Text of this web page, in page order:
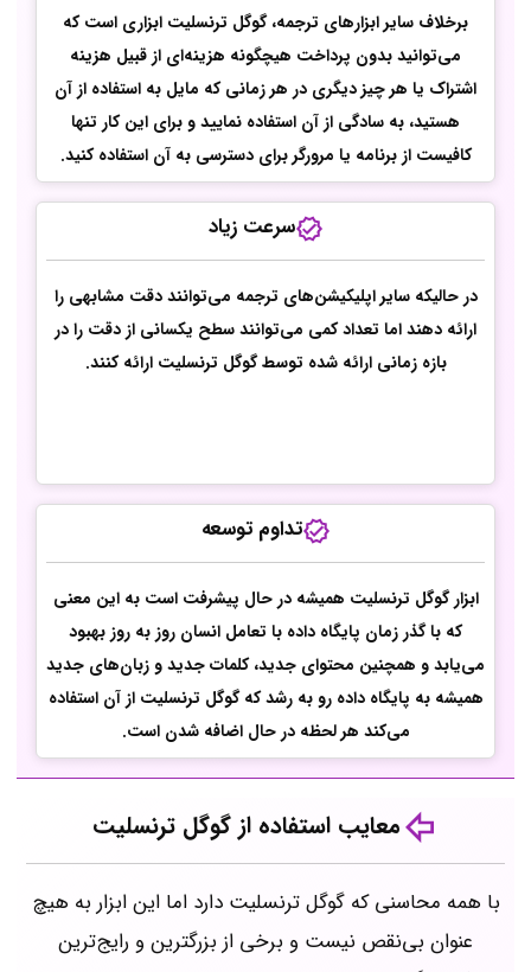
برخلاف سایر ابزارهای ترجمه، گوگل ترنسلیت ابزاری است که
می‌توانید بدون پرداخت هیچگونه هزینه‌ای از قبیل هزینه
اشتراک یا هر چیز دیگری در هر زمانی که مایل به استفاده از آن
هستید، به سادگی از آن استفاده نمایید و برای این کار تنها
کافیست از برنامه یا مرورگر برای دسترسی به آن استفاده کنید.
سرعت زیاد
در حالیکه سایر اپلیکیشن‌های ترجمه می‌توانند دقت مشابهی را
ارائه دهند اما تعداد کمی می‌توانند سطح یکسانی از دقت را در
بازه زمانی ارائه شده توسط گوگل ترنسلیت ارائه کنند.
تداوم توسعه
ابزار گوگل ترنسلیت همیشه در حال پیشرفت است به این معنی
که با گذر زمان پایگاه داده با تعامل انسان روز به روز بهبود
می‌یابد و همچنین محتوای جدید، کلمات جدید و زبان‌های جدید
همیشه به پایگاه داده رو به رشد که گوگل ترنسلیت از آن استفاده
می‌کند هر لحظه در حال اضافه شدن است.
معایب استفاده از گوگل ترنسلیت
با همه محاسنی که گوگل ترنسلیت دارد اما این ابزار به هیچ
عنوان بی‌نقص نیست و برخی از بزرگترین و رایج‌ترین